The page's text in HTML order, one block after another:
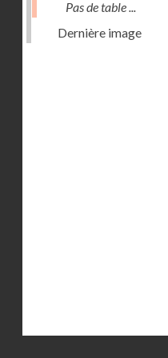
Pas de table ...
Dernière image